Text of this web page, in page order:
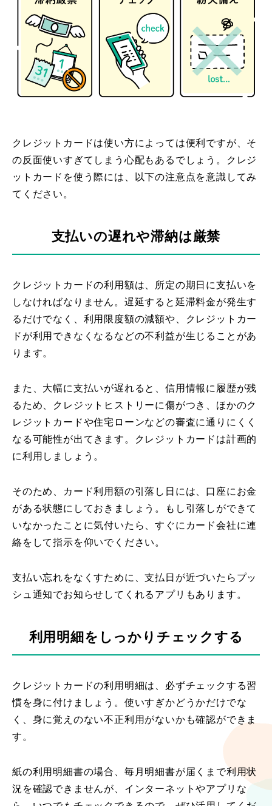
クレジットカードは使い方によっては便利ですが、そ
の反面使いすぎてしまう心配もあるでしょう。クレジ
ットカードを使う際には、以下の注意点を意識してみ
てください。
支払いの遅れや滞納は厳禁
クレジットカードの利用額は、所定の期日に支払いを
しなければなりません。遅延すると延滞料金が発生す
るだけでなく、利用限度額の減額や、クレジットカー
ドが利用できなくなるなどの不利益が生じることがあ
ります。
また、大幅に支払いが遅れると、信用情報に履歴が残
るため、クレジットヒストリーに傷がつき、ほかのク
レジットカードや住宅ローンなどの審査に通りにくく
なる可能性が出てきます。クレジットカードは計画的
に利用しましょう。
そのため、カード利用額の引落し日には、口座にお金
がある状態にしておきましょう。もし引落しができて
いなかったことに気付いたら、すぐにカード会社に連
絡をして指示を仰いでください。
支払い忘れをなくすために、支払日が近づいたらプッ
シュ通知でお知らせしてくれるアプリもあります。
利用明細をしっかりチェックする
クレジットカードの利用明細は、必ずチェックする習
慣を身に付けましょう。使いすぎかどうかだけでな
く、身に覚えのない不正利用がないかも確認ができま
す。
紙の利用明細書の場合、毎月明細書が届くまで利用状
況を確認できませんが、インターネットやアプリな